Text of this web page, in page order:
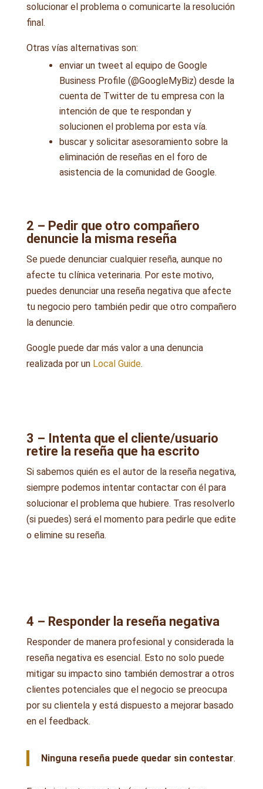
solucionar el problema o comunicarte la resolución
final.
Otras vías alternativas son:
enviar un tweet al equipo de Google
Business Profile (@GoogleMyBiz) desde la
cuenta de Twitter de tu empresa con la
intención de que te respondan y
solucionen el problema por esta vía.
buscar y solicitar asesoramiento sobre la
eliminación de reseñas en el foro de
asistencia de la comunidad de Google.
2 – Pedir que otro compañero
denuncie la misma reseña
Se puede denunciar cualquier reseña, aunque no
afecte tu clínica veterinaria. Por este motivo,
puedes denunciar una reseña negativa que afecte
tu negocio pero también pedir que otro compañero
la denuncie.
Google puede dar más valor a una denuncia
realizada por un Local Guide.
3 – Intenta que el cliente/usuario
retire la reseña que ha escrito
Si sabemos quién es el autor de la reseña negativa,
siempre podemos intentar contactar con él para
solucionar el problema que hubiere. Tras resolverlo
(si puedes) será el momento para pedirle que edite
o elimine su reseña.
4 – Responder la reseña negativa
Responder de manera profesional y considerada la
reseña negativa es esencial. Esto no solo puede
mitigar su impacto sino también demostrar a otros
clientes potenciales que el negocio se preocupa
por su clientela y está dispuesto a mejorar basado
en el feedback.
Ninguna reseña puede quedar sin contestar.